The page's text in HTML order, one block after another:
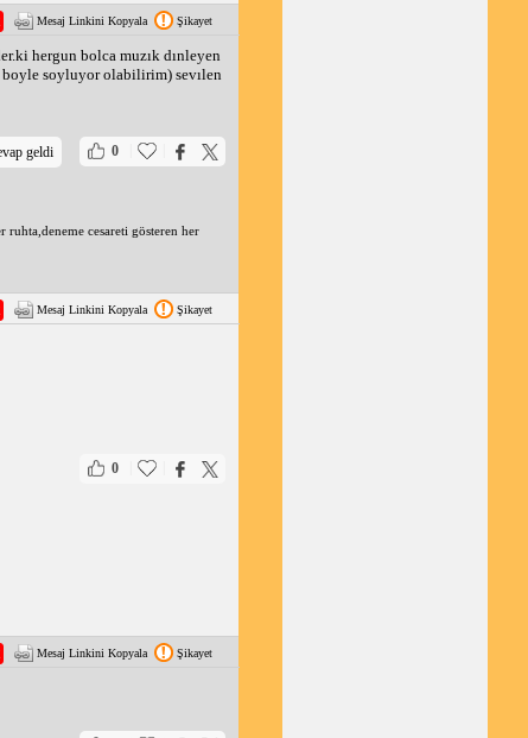
Mesaj Linkini Kopyala Şikayet
hergun bolca muzık dınleyen
boyle soyluyor olabilirim) sevılen
0
geldi
ruhta,deneme cesareti gösteren her
Mesaj Linkini Kopyala Şikayet
0
Mesaj Linkini Kopyala Şikayet